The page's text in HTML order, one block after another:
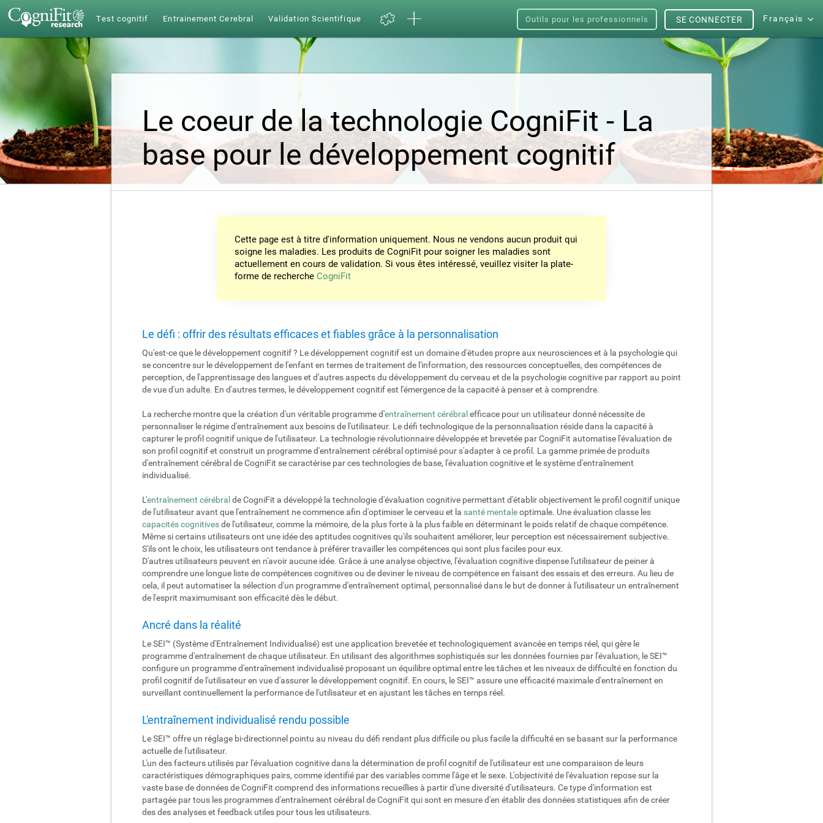
Test cognitif Entrainement Cerebral Validation Scientifique Outils pour les professionnels Français
SE CONNECTER
Le coeur de la technologie CogniFit - La
base pour le développement cognitif
Cette page est à titre d'information uniquement. Nous ne vendons aucun produit qui
soigne les maladies. Les produits de CogniFit pour soigner les maladies sont
actuellement en cours de validation. Si vous êtes intéressé, veuillez visiter la plate-
forme de recherche CogniFit
Le défi : offrir des résultats efficaces et fiables grâce à la personnalisation
Qu'est-ce que le développement cognitif ? Le développement cognitif est un domaine d'études propre aux neurosciences et à la psychologie qui
se concentre sur le développement de l'enfant en termes de traitement de l'information, des ressources conceptuelles, des compétences de
perception, de l'apprentissage des langues et d'autres aspects du développement du cerveau et de la psychologie cognitive par rapport au point
de vue d'un adulte. En d'autres termes, le développement cognitif est l'émergence de la capacité à penser et à comprendre.
La recherche montre que la création d'un véritable programme d'entraînement cérébral efficace pour un utilisateur donné nécessite de
personnaliser le régime d'entraînement aux besoins de l'utilisateur. Le défi technologique de la personnalisation réside dans la capacité à
capturer le profil cognitif unique de l'utilisateur. La technologie révolutionnaire développée et brevetée par CogniFit automatise l'évaluation de
son profil cognitif et construit un programme d'entraînement cérébral optimisé pour s'adapter à ce profil. La gamme primée de produits
d'entraînement cérébral de CogniFit se caractérise par ces technologies de base, l'évaluation cognitive et le système d'entraînement
individualisé.
L'entraînement cérébral de CogniFit a développé la technologie d'évaluation cognitive permettant d'établir objectivement le profil cognitif unique
de l'utilisateur avant que l'entraînement ne commence afin d'optimiser le cerveau et la santé mentaleoptimale. Une évaluation classe les
capacités cognitivesde l'utilisateur, comme la mémoire, de la plus forte à la plus faible en déterminant le poids relatif de chaque compétence.
Même si certains utilisateurs ont une idée des aptitudes cognitives qu'ils souhaitent améliorer, leur perception est nécessairement subjective.
S'ils ont le choix, les utilisateurs ont tendance à préférer travailler les compétences qui sont plus faciles pour eux.
D'autres utilisateurs peuvent en n'avoir aucune idée. Grâce à une analyse objective, l'évaluation cognitive dispense l'utilisateur de peiner à
comprendre une longue liste de compétences cognitives ou de deviner le niveau de compétence en faisant des essais et des erreurs. Au lieu de
cela, il peut automatiser la sélection d'un programme d'entraînement optimal, personnalisé dans le but de donner à l'utilisateur un entraînement
de l'esprit maximumisant son efficacité dès le début.
Ancré dans la réalité
Le SEI™ (Système d'Entraînement Individualisé) est une application brevetée et technologiquement avancée en temps réel, qui gère le
programme d'entraînement de chaque utilisateur. En utilisant des algorithmes sophistiqués sur les données fournies par l'évaluation, le SEI™
configure un programme d'entraînement individualisé proposant un équilibre optimal entre les tâches et les niveaux de difficulté en fonction du
profil cognitif de l'utilisateur en vue d'assurer le développement cognitif. En cours, le SEI™ assure une efficacité maximale d'entraînement en
surveillant continuellement la performance de l'utilisateur et en ajustant les tâches en temps réel.
L'entraînement individualisé rendu possible
Le SEI™ offre un réglage bi-directionnel pointu au niveau du défi rendant plus difficile ou plus facile la difficulté en se basant sur la performance
actuelle de l'utilisateur.
L'un des facteurs utilisés par l'évaluation cognitive dans la détermination de profil cognitif de l'utilisateur est une comparaison de leurs
caractéristiques démographiques pairs, comme identifié par des variables comme l'âge et le sexe. L'objectivité de l'évaluation repose sur la
vaste base de données de CogniFit comprend des informations recueillies à partir d'une diversité d'utilisateurs. Ce type d'information est
partagée par tous les programmes d'entraînement cérébral de CogniFit qui sont en mesure d'en établir des données statistiques afin de créer
des des analyses et feedback utiles pour tous les utilisateurs.